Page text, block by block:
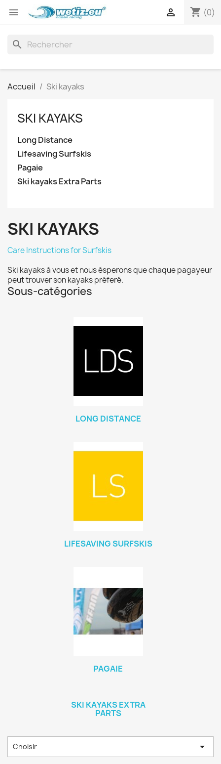
 shopping_cart (0)

search
Accueil Ski kayaks
SKI KAYAKS
Long Distance
Lifesaving Surfskis
Pagaie
Ski kayaks Extra Parts
SKI KAYAKS
Care Instructions for Surfskis
Ski kayaks á vous et nous ésperons que chaque pagayeur
peut trouver son kayaks préferé.
Sous-catégories
LONG DISTANCE
LIFESAVING SURFSKIS
PAGAIE
SKI KAYAKS EXTRA
PARTS
Choisir 